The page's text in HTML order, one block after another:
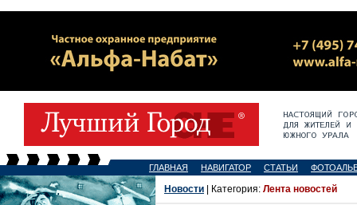
ГЛАВНАЯ НАВИГАТОР СТАТЬИ
Новости | Категория: Лента новостей